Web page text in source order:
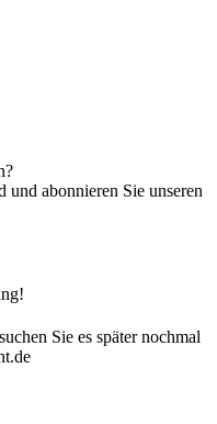
und abonnieren Sie unseren
Sie es später nochmal